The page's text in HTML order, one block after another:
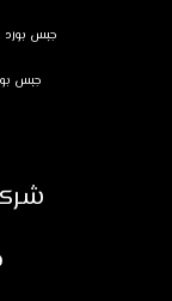
جبس بورد
جبس